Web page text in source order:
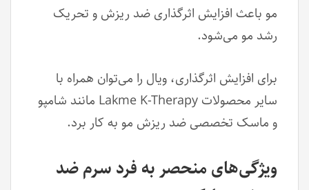
مو باعث افزایش اثرگذاری ضد ریزش و تحریک
رشد مو می‌شود.
برای افزایش اثرگذاری، ویال را می‌توان همراه با
سایر محصولات Lakme K-Therapy مانند شامپو
و ماسک تخصصی ضد ریزش مو به کار برد.
ویژگی‌های منحصر به فرد سرم ضد